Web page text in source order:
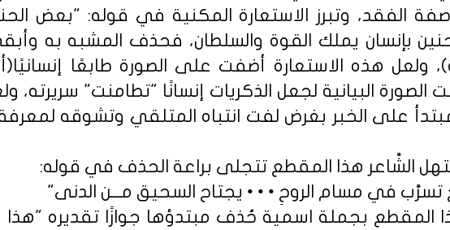
الفقد، وتبرز الاستعارة المكنية في قوله: "بعض
بإنسان يملك القوة والسلطان، فحذف المشبه به
هذه الاستعارة أضفت على الصورة طابعًا
البيانية لجعل الذكريات إنسانًا "تطامنت" سريرته،
على الخبر بغرض لفت انتباه المتلقي وتشوقه لمعرفة
الشَّاعر هذا المقطع تتجلى براعة الحذف في قوله:
تسرَّب في مسام الروحِ • • • يجتاح السحيق مـــن الدنى"
المقطع بجملة اسمية حُذف مبتدؤها جوازًا تقديره "هذا